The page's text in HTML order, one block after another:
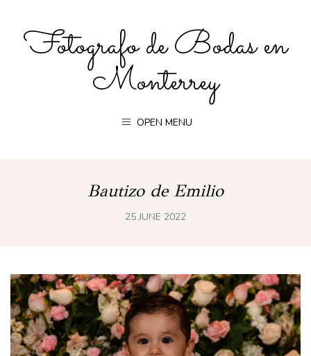
Fotografo de Bodas en
Monterrey
OPEN MENU
Bautizo de Emilio
25 JUNE 2022